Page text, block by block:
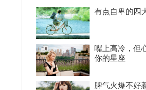
有点自卑的四
嘴上高冷，但
你的星座
脾气火爆不好